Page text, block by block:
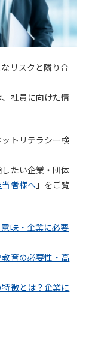
リスクと隣り合
社員に向けた情
トリテラシー検
たい企業・団体
者様へ」をご覧
味・企業に必要
育の必要性・高
徴とは？企業に